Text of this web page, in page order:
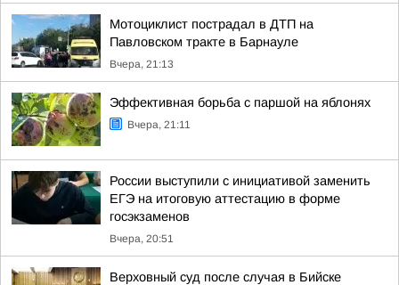
Мотоциклист пострадал в ДТП на
Павловском тракте в Барнауле
Вчера, 21:13
Эффективная борьба с паршой на яблонях
Вчера, 21:11
России выступили с инициативой заменить
ЕГЭ на итоговую аттестацию в форме
госэкзаменов
Вчера, 20:51
Верховный суд после случая в Бийске